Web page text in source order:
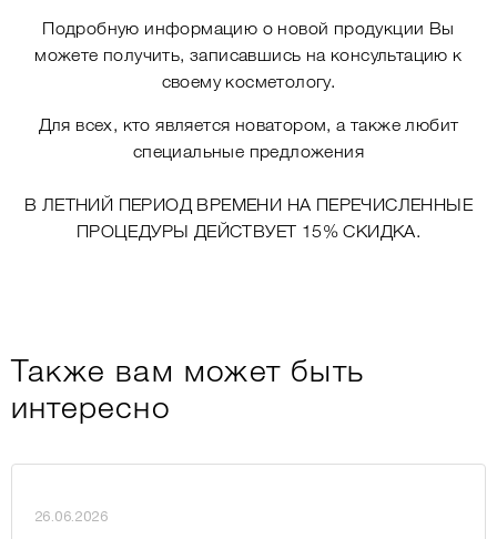
Подробную информацию о новой продукции Вы
можете получить, записавшись на консультацию к
своему косметологу.
Для всех, кто является новатором, а также любит
специальные предложения
В ЛЕТНИЙ ПЕРИОД ВРЕМЕНИ НА ПЕРЕЧИСЛЕННЫЕ
ПРОЦЕДУРЫ ДЕЙСТВУЕТ 15% СКИДКА.
Также вам может быть
интересно
26.06.2026